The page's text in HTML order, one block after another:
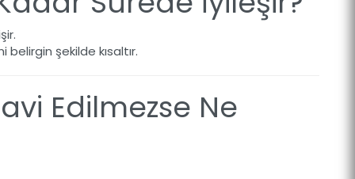
şekilde kısaltır.
Edilmezse Ne